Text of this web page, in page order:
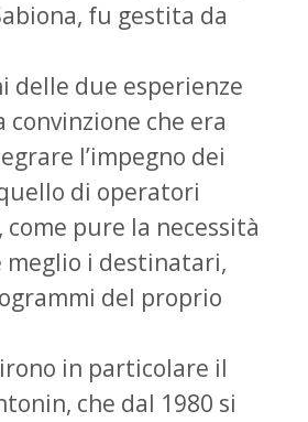
fu gestita da
delle due esperienze
che era
l’impegno dei
di operatori
pure la necessità
i destinatari,
del proprio
in particolare il
che dal 1980 si